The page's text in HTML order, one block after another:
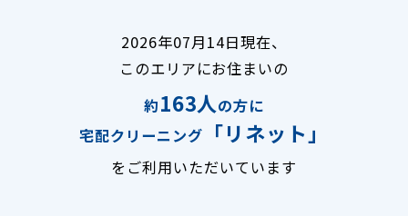
2026年07月14日現在、
このエリアにお住まいの
約163人の方に
宅配クリーニング
「リネット」
をご利用いただいています